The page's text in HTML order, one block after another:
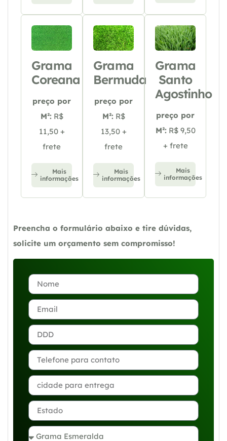
Grama
Coreana
preço por
M²: R$
11,50 +
frete
Mais
informações
Grama
Bermuda
preço por
M²: R$
13,50 +
frete
Mais
informações
Grama
Santo
Agostinho
preço por
M²: R$ 9,50
+ frete
Mais
informações
Preencha o formulário abaixo e tire dúvidas,
solicite um orçamento sem compromisso!